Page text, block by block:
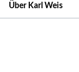
Über Karl Weis